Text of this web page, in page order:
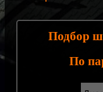
Подбор
По